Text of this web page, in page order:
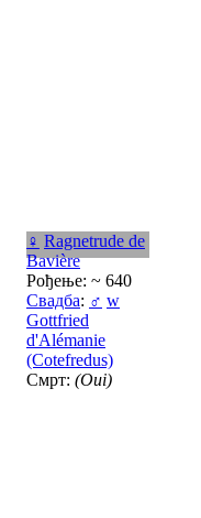
♀ Ragnetrude de
Bavière
Рођење: ~ 640
Свадба: ♂ w
Gottfried
d'Alémanie
(Cotefredus)
Смрт: (Oui)